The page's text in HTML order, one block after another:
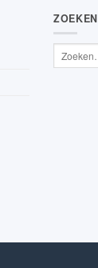
ZOEKEN